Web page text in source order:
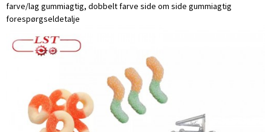
farve/lag gummiagtig, dobbelt farve side om side gummiagtig
forespørgseldetalje